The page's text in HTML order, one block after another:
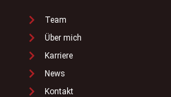
Team
Über mich
Karriere
News
Kontakt